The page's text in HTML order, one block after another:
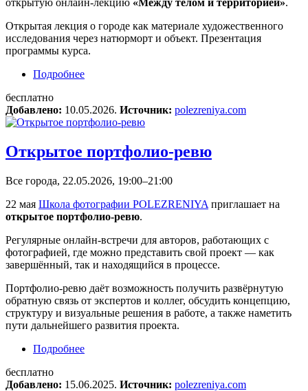
открытую онлайн-лекцию «Между телом и территорией».
Открытая лекция о городе как материале художественного
исследования через натюрморт и объект. Презентация
программы курса.
Подробнее
бесплатно
Добавлено: 10.05.2026. Источник: polezreniya.com
Открытое портфолио-ревю
Все города, 22.05.2026, 19:00–21:00
22 мая Школа фотографии POLEZRENIYA приглашает на
открытое портфолио-ревю.
Регулярные онлайн-встречи для авторов, работающих с
фотографией, где можно представить свой проект — как
завершённый, так и находящийся в процессе.
Портфолио-ревю даёт возможность получить развёрнутую
обратную связь от экспертов и коллег, обсудить концепцию,
структуру и визуальные решения в работе, а также наметить
пути дальнейшего развития проекта.
Подробнее
бесплатно
Добавлено: 15.06.2025. Источник: polezreniya.com